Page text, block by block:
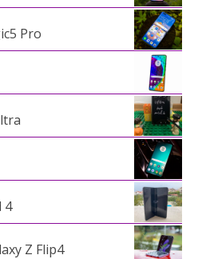
Pro
4
Z Flip4